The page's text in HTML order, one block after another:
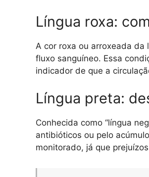
Língua roxa:
A cor roxa ou arroxeada da
fluxo sanguíneo. Essa
indicador de que a
Língua preta:
Conhecida como “língua
antibióticos ou pelo
monitorado, já que